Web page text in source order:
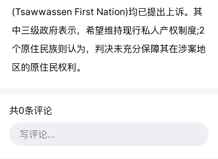
(Tsawwassen First Nation)均已提出上诉。其
中三级政府表示，希望维持现行私人产权制度;2
个原住民族则认为，判决未充分保障其在涉案地
区的原住民权利。
共0条评论